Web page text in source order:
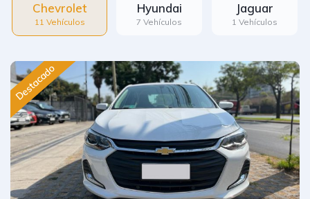
Chevrolet
11 Vehículos
Hyundai
7 Vehículos
Jaguar
1 Vehículos
Destacado